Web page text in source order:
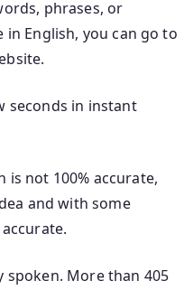
phrases, or
in English, you can go to
seconds in instant
is not 100% accurate,
and with some
spoken. More than 405